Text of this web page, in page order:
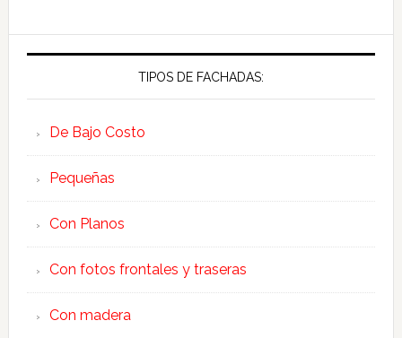
TIPOS DE FACHADAS:
De Bajo Costo
Pequeñas
Con Planos
Con fotos frontales y traseras
Con madera